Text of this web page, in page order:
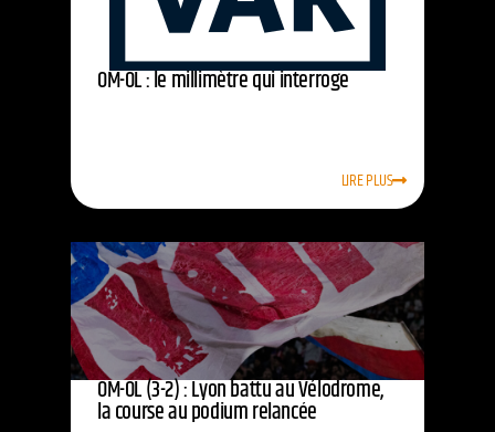
OM-OL : le millimètre qui interroge
LIRE PLUS
OM-OL (3-2) : Lyon battu au Vélodrome,
la course au podium relancée